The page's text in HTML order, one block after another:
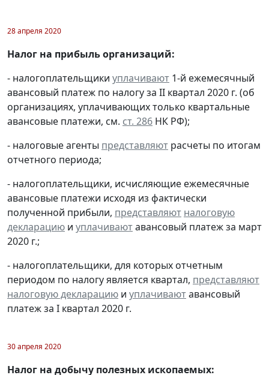
28 апреля 2020
Налог на прибыль организаций:
- налогоплательщики уплачивают 1-й ежемесячный
авансовый платеж по налогу за II квартал 2020 г. (об
организациях, уплачивающих только квартальные
авансовые платежи, см. ст. 286 НК РФ);
- налоговые агенты представляют расчеты по итогам
отчетного периода;
- налогоплательщики, исчисляющие ежемесячные
авансовые платежи исходя из фактически
полученной прибыли, представляют налоговую
декларацию и уплачиваютавансовый платеж за март
2020 г.;
- налогоплательщики, для которых отчетным
периодом по налогу является квартал, представляют
налоговую декларацию и уплачиваютавансовый
платеж за I квартал 2020 г.
30 апреля 2020
Налог на добычу полезных ископаемых: